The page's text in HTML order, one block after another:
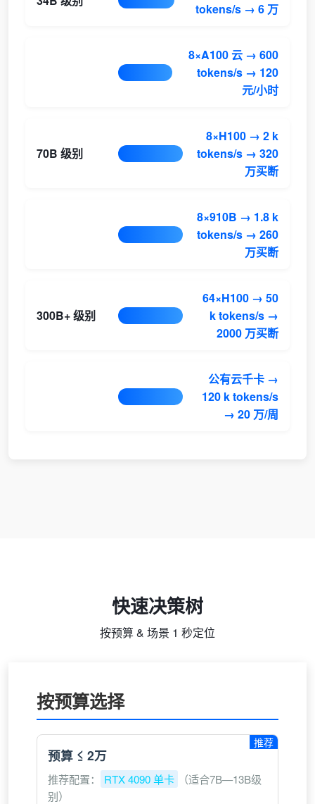
tokens/s → 6 万
8×A100 云 → 600
tokens/s → 120
元/小时
70B 级别
8×H100 → 2 k
tokens/s → 320
万买断
8×910B → 1.8 k
tokens/s → 260
万买断
300B+ 级别
64×H100 → 50
k tokens/s →
2000 万买断
公有云千卡 →
120 k tokens/s
→ 20 万/周
快速决策树
按预算 & 场景 1 秒定位
按预算选择
预算 ≤ 2万
推荐配置： RTX 4090 单卡
（适合7B—13B级
别）
推荐